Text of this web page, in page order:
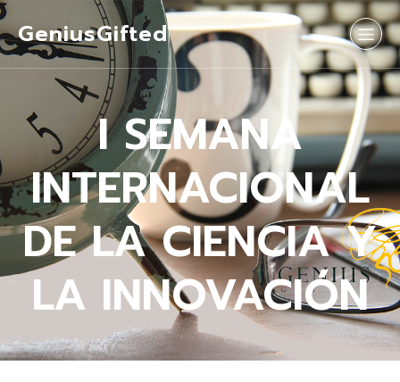
GeniusGifted
I SEMANA
INTERNACIONAL
DE LA CIENCIA Y
LA INNOVACIÓN